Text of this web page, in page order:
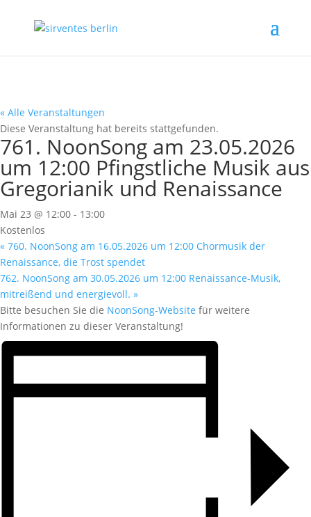
« Alle Veranstaltungen
Diese Veranstaltung hat bereits stattgefunden.
761. NoonSong am 23.05.2026
um 12:00 Pfingstliche Musik aus
Gregorianik und Renaissance
Mai 23 @ 12:00 - 13:00
Kostenlos
« 760. NoonSong am 16.05.2026 um 12:00 Chormusik der
Renaissance, die Trost spendet
762. NoonSong am 30.05.2026 um 12:00 Renaissance-Musik,
mitreißend und energievoll. »
Bitte besuchen Sie die NoonSong-Website für weitere
Informationen zu dieser Veranstaltung!